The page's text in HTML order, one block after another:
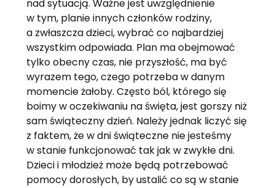
nad sytuacją. Ważne jest uwzględnienie
w tym, planie innych członków rodziny,
a zwłaszcza dzieci, wybrać co najbardziej
wszystkim odpowiada. Plan ma obejmować
tylko obecny czas, nie przyszłość, ma być
wyrazem tego, czego potrzeba w danym
momencie żałoby. Często ból, którego się
boimy w oczekiwaniu na święta, jest gorszy niż
sam świąteczny dzień. Należy jednak liczyć się
z faktem, że w dni świąteczne nie jesteśmy
w stanie funkcjonować tak jak w zwykłe dni.
Dzieci i młodzież może będą potrzebować
pomocy dorosłych, by ustalić co są w stanie